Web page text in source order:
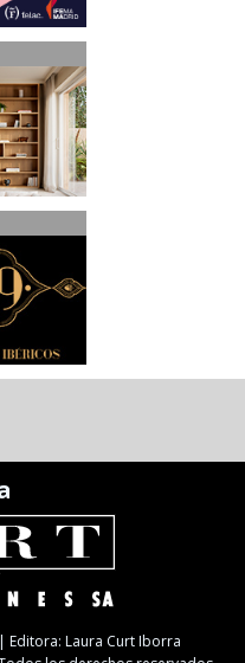
Editora: Laura Curt Iborra